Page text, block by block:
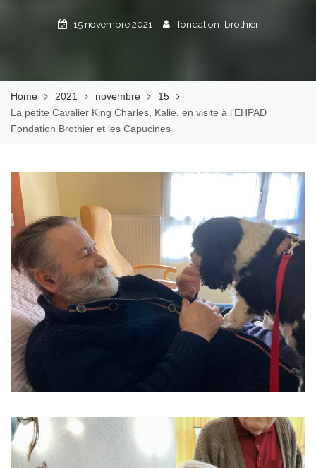
15 novembre 2021 fondation_brothier
Home 2021 novembre
15
La petite Cavalier King Charles, Kalie, en visite à l’EHPAD
Fondation Brothier et les Capucines